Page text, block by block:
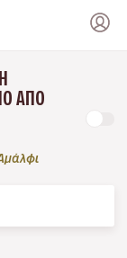
ΑΠΌ